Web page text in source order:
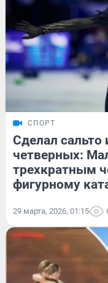
СПОРТ
Сделал сальто
четверных:
трехкратным
фигурному
29 марта, 2026, 01:15